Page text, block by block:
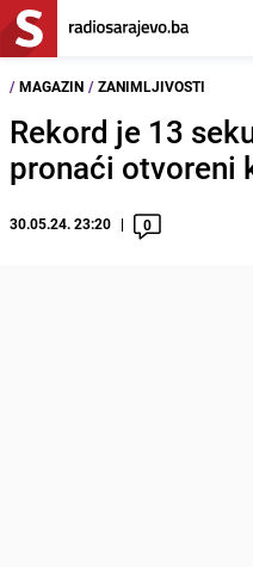
/ MAGAZIN / ZANIMLJIVOSTI
Rekord je 13
pronaći otvoreni
30.05.24. 23:20 0